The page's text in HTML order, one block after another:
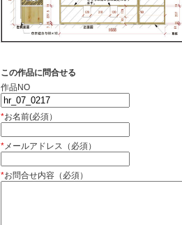
この作品に問合せる
作品NO
*お名前(必須）
*メールアドレス（必須）
*お問合せ内容（必須）